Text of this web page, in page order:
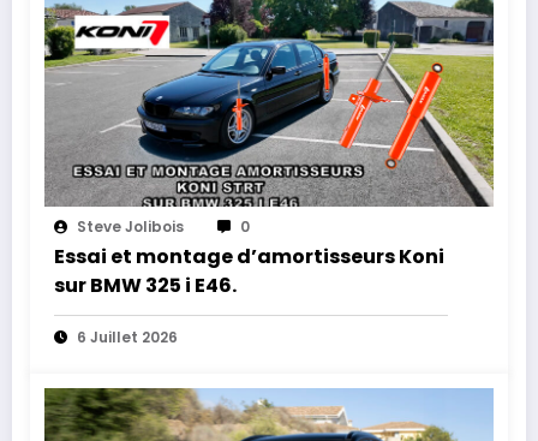
Steve Jolibois 0
Essai et montage d’amortisseurs Koni
sur BMW 325 i E46.
6 Juillet 2026